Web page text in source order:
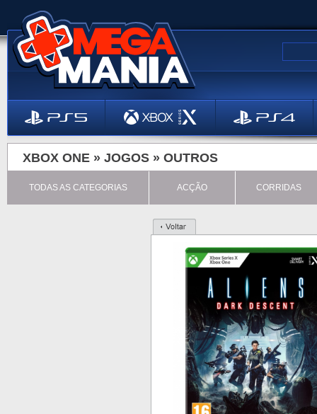
XBOX ONE » JOGOS » OUTROS
TODAS AS CATEGORIAS ACÇÃO CORRIDAS